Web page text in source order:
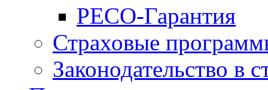
РЕСО-Гарантия
Страховые
Законодательство в